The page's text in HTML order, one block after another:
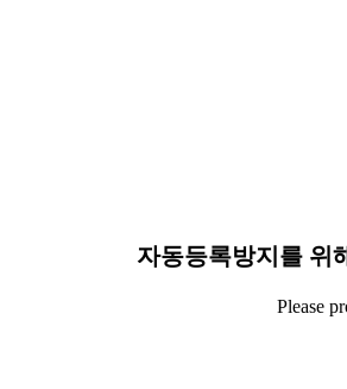
자동등록방지를 위
Please